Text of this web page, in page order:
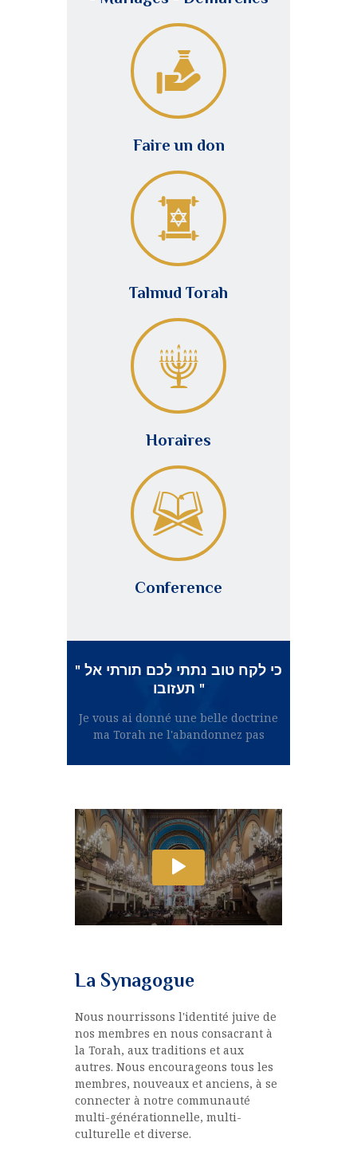
Faire un don
Talmud Torah
Horaires
Conference
" כי לקח טוב נתתי לכם תורתי אל
תעזובו "
Je vous ai donné une belle doctrine
ma Torah ne l'abandonnez pas
La Synagogue
Nous nourrissons l'identité juive de
nos membres en nous consacrant à
la Torah, aux traditions et aux
autres. Nous encourageons tous les
membres, nouveaux et anciens, à se
connecter à notre communauté
multi-générationnelle, multi-
culturelle et diverse.